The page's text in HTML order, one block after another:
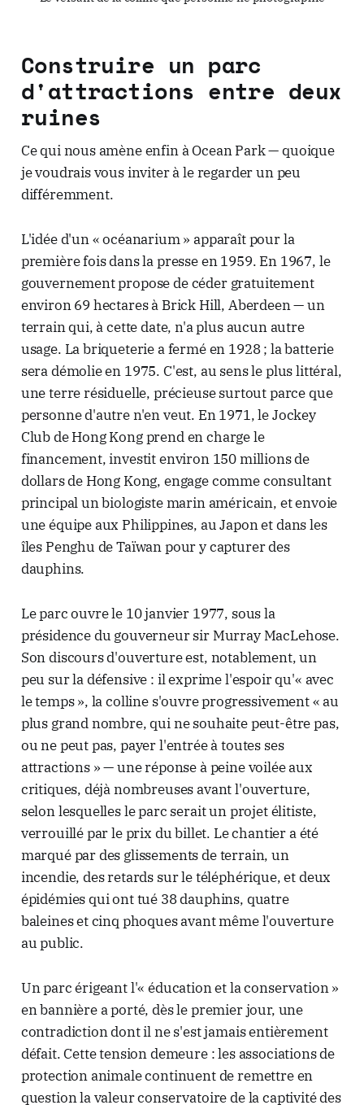
Construire un parc
d'attractions entre deux
ruines
Ce qui nous amène enfin à Ocean Park — quoique
je voudrais vous inviter à le regarder un peu
différemment.
L'idée d'un « océanarium » apparaît pour la
première fois dans la presse en 1959. En 1967, le
gouvernement propose de céder gratuitement
environ 69 hectares à Brick Hill, Aberdeen — un
terrain qui, à cette date, n'a plus aucun autre
usage. La briqueterie a fermé en 1928 ; la batterie
sera démolie en 1975. C'est, au sens le plus littéral,
une terre résiduelle, précieuse surtout parce que
personne d'autre n'en veut. En 1971, le Jockey
Club de Hong Kong prend en charge le
financement, investit environ 150 millions de
dollars de Hong Kong, engage comme consultant
principal un biologiste marin américain, et envoie
une équipe aux Philippines, au Japon et dans les
îles Penghu de Taïwan pour y capturer des
dauphins.
Le parc ouvre le 10 janvier 1977, sous la
présidence du gouverneur sir Murray MacLehose.
Son discours d'ouverture est, notablement, un
peu sur la défensive : il exprime l'espoir qu'« avec
le temps », la colline s'ouvre progressivement « au
plus grand nombre, qui ne souhaite peut-être pas,
ou ne peut pas, payer l'entrée à toutes ses
attractions » — une réponse à peine voilée aux
critiques, déjà nombreuses avant l'ouverture,
selon lesquelles le parc serait un projet élitiste,
verrouillé par le prix du billet. Le chantier a été
marqué par des glissements de terrain, un
incendie, des retards sur le téléphérique, et deux
épidémies qui ont tué 38 dauphins, quatre
baleines et cinq phoques avant même l'ouverture
au public.
Un parc érigeant l'« éducation et la conservation »
en bannière a porté, dès le premier jour, une
contradiction dont il ne s'est jamais entièrement
défait. Cette tension demeure : les associations de
protection animale continuent de remettre en
question la valeur conservatoire de la captivité des